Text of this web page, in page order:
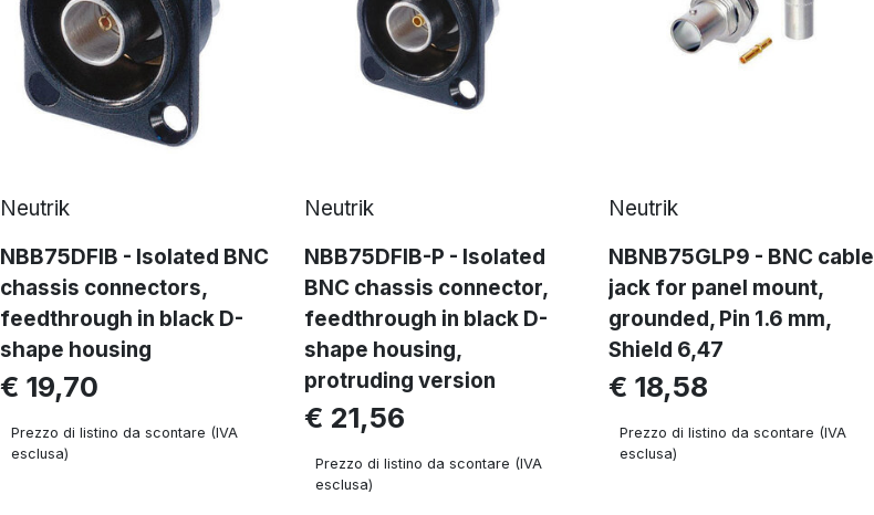
Neutrik
NBB75DFIB - Isolated BNC
chassis connectors,
feedthrough in black D-
shape housing
€ 19,70
Prezzo di listino da scontare (IVA
esclusa)
Neutrik
NBB75DFIB-P - Isolated
BNC chassis connector,
feedthrough in black D-
shape housing,
protruding version
€ 21,56
Prezzo di listino da scontare (IVA
esclusa)
Neutrik
NBNB75GLP9 - BNC cable
jack for panel mount,
grounded, Pin 1.6 mm,
Shield 6,47
€ 18,58
Prezzo di listino da scontare (IVA
esclusa)